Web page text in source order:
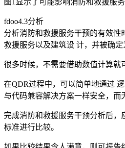
图1显示了可能影响消防和救援服
fdoo4.3分析
分析消防和救援服务干预的有效性
救援服务以及建筑设 计，并被确定
很多时候，不需要借助数值计算就
在QDR过程中，可以简单地通过
与代码兼容解决方案一样安全，而
完成消防和救援服务干预分析后，
标准进行比较。